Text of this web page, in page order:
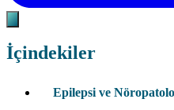
İçindekiler
Epilepsi ve